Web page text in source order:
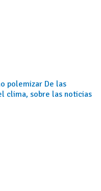
polemizar De las
clima, sobre las noticias